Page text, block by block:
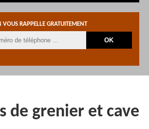
VOUS RAPPELLE GRATUITEMENT
de grenier et cave